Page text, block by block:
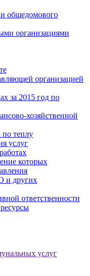
общедомового
организациями
организацией
за 2015 год по
хозяйственной
по теплу
услуг
которых
и других
ответственности
услуг